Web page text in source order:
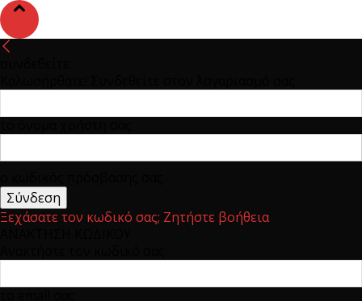
Ξεχάσατε τον κωδικό σας; Ζητήστε βοήθεια